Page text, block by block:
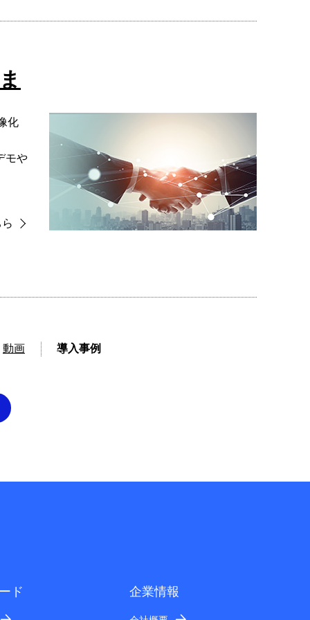
化
モや
動画 導入事例
ド 企業情報